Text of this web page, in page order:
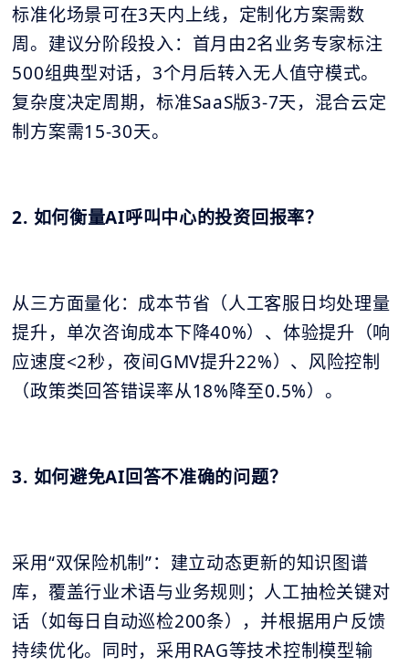
标准化场景可在3天内上线，定制化方案需数
周。建议分阶段投入：首月由2名业务专家标注
500组典型对话，3个月后转入无人值守模式。
复杂度决定周期，标准SaaS版3-7天，混合云定
制方案需15-30天。
2. 如何衡量AI呼叫中心的投资回报率？
从三方面量化：成本节省（人工客服日均处理量
提升，单次咨询成本下降40%）、体验提升（响
应速度<2秒，夜间GMV提升22%）、风险控制
（政策类回答错误率从18%降至0.5%）。
3. 如何避免AI回答不准确的问题？
采用“双保险机制”：建立动态更新的知识图谱
库，覆盖行业术语与业务规则；人工抽检关键对
话（如每日自动巡检200条），并根据用户反馈
持续优化。同时，采用RAG等技术控制模型输